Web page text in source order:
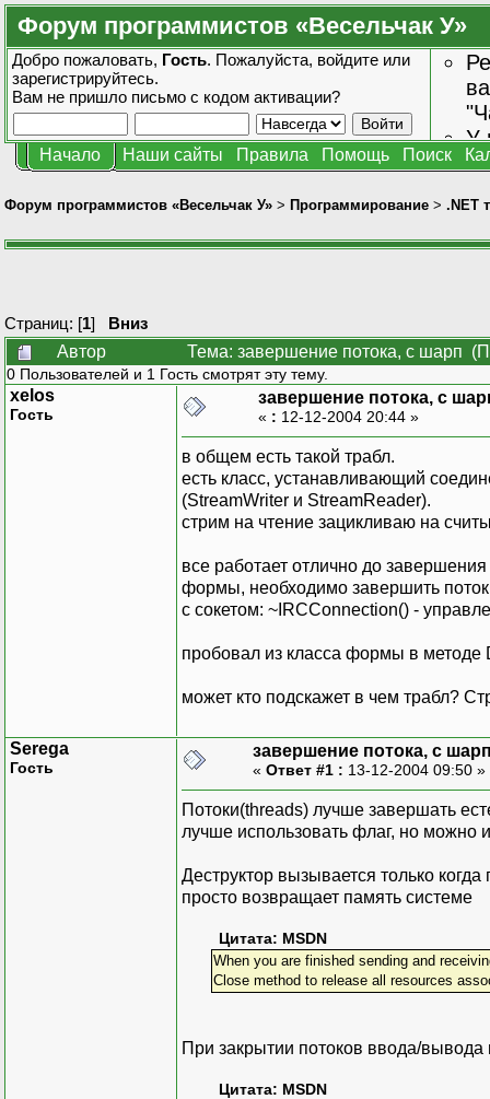
Форум программистов «Весельчак У»
Добро пожаловать, Гость. Пожалуйста, войдите или
зарегистрируйтесь.
Вам не пришло письмо с кодом активации?
У
Начало Наши сайты Правила Помощь Поиск
Форум программистов «Весельчак У» > Программирование > .NET
Страниц: [1] Вниз
Автор
Тема: завершение потока, с шарп
0 Пользователей и 1 Гость смотрят эту тему.
xelos
Гость
завершение потока, с
« : 12-12-2004 20:44 »
в общем есть такой трабл.
есть класс, устанавливающий
(StreamWriter и StreamReader).
стрим на чтение зацикливаю на
все работает отлично до
формы, необходимо завершить
с сокетом: ~IRCConnection() -
пробовал из класса формы в методе
может кто подскажет в чем трабл?
Serega
Гость
завершение потока, с
« Ответ #1 : 13-12-2004 09:50 »
Потоки(threads) лучше завершать
лучше использовать флаг, но можно
Деструктор вызывается только
просто возвращает память системе
Цитата: MSDN
When you are finished sending and
Close method to release all resources
При закрытии потоков ввода/
Цитата: MSDN